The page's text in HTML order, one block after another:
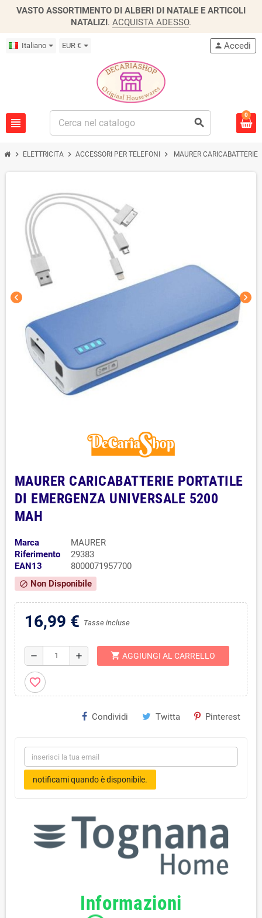
VASTO ASSORTIMENTO DI ALBERI DI NATALE E ARTICOLI
NATALIZI. ACQUISTA ADESSO.
Italiano EUR €
view_headline search
person Accedi
0
chevron_right ELETTRICITA chevron_right ACCESSORI PER TELEFONI chevron_right MAURER
chevron_left chevron_right
MAURER CARICABATTERIE PORTATILE
DI EMERGENZA UNIVERSALE 5200
MAH
Marca
MAURER
Riferimento
29383
EAN13
8000071957700
block Non Disponibile
16,99 € Tasse incluse
remove add shopping_cart AGGIUNGI AL CARRELLO
favorite_border
Condividi Twitta Pinterest
notificami quando è disponibile.
Informazioni